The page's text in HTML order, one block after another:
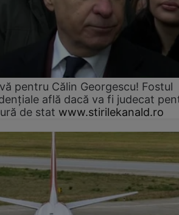
pentru Călin Georgescu! Fostul
află dacă va fi judecat
de stat www.stirilekanald.ro